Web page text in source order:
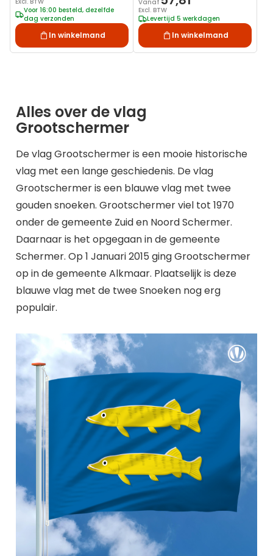
Voor 16:00 besteld, dezelfde
dag verzonden
In winkelmand
Vanaf
Excl. BTW
Levertijd 5 werkdagen
In winkelmand
Alles over de vlag
Grootschermer
De vlag Grootschermer is een mooie historische
vlag met een lange geschiedenis. De vlag
Grootschermer is een blauwe vlag met twee
gouden snoeken. Grootschermer viel tot 1970
onder de gemeente Zuid en Noord Schermer.
Daarnaar is het opgegaan in de gemeente
Schermer. Op 1 Januari 2015 ging Grootschermer
op in de gemeente Alkmaar. Plaatselijk is deze
blauwe vlag met de twee Snoeken nog erg
populair.